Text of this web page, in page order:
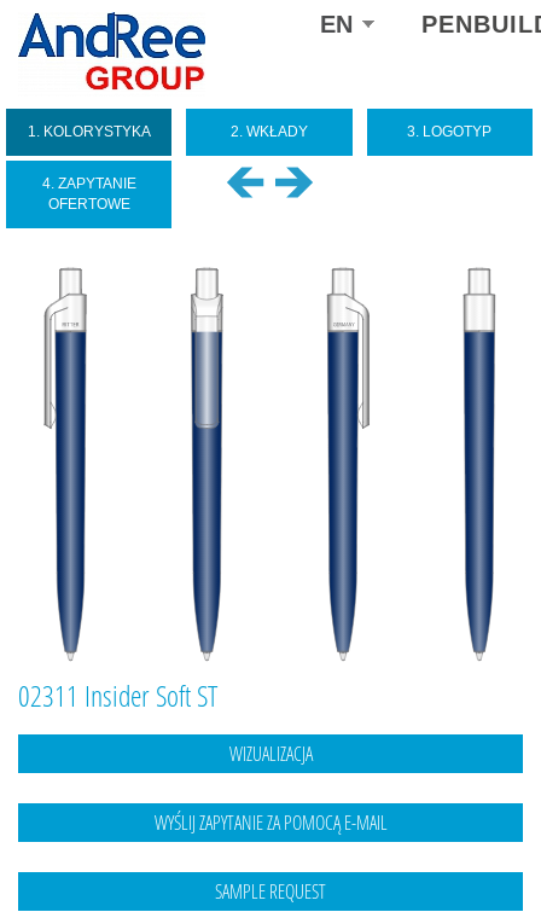
Select
yourEN
1. KOLORYSTYKA 2. WKŁADY 3. LOGOTYP
4. ZAPYTANIE
OFERTOWE
02311 Insider Soft ST